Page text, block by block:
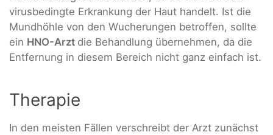
virusbedingte Erkrankung der Haut handelt. Ist die
Mundhöhle von den Wucherungen betroffen, sollte
ein HNO-Arzt die Behandlung übernehmen, da die
Entfernung in diesem Bereich nicht ganz einfach ist.
Therapie
In den meisten Fällen verschreibt der Arzt zunächst